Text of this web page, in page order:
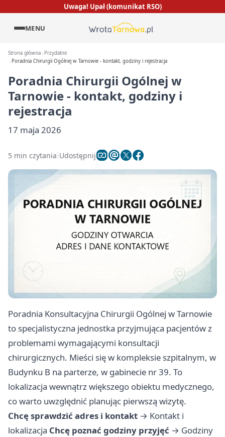
Uwaga! Upał (komunikat RSO)
MENU
Strona główna
Przydatne
Poradnia Chirurgii Ogólnej w Tarnowie - kontakt, godziny i rejestracja
Poradnia Chirurgii Ogólnej w
Tarnowie - kontakt, godziny i
rejestracja
17 maja 2026
5 min czytania Udostępnij
Poradnia Konsultacyjna Chirurgii Ogólnej w Tarnowie
to specjalistyczna jednostka przyjmująca pacjentów z
problemami wymagającymi konsultacji
chirurgicznych. Mieści się w kompleksie szpitalnym, w
Budynku B na parterze, w gabinecie nr 39. To
lokalizacja wewnątrz większego obiektu medycznego,
co warto uwzględnić planując pierwszą wizytę.
Chcę sprawdzić adres i kontakt → Kontakt i
lokalizacja Chcę poznać godziny przyjęć → Godziny